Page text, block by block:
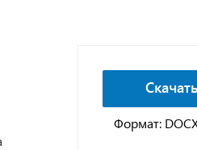
Формат: